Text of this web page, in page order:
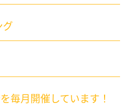
毎月開催しています！